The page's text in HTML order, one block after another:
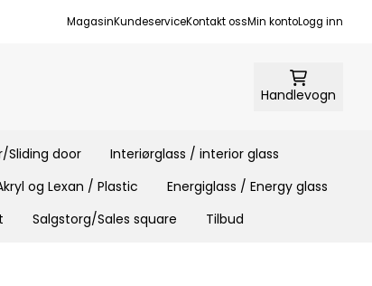
MagasinKundeserviceKontakt ossMin kontoLogg inn
Handlevogn
Sliding door
Interiørglass / interior glass
og Lexan / Plastic
Energiglass / Energy glass
Salgstorg/Sales square Tilbud